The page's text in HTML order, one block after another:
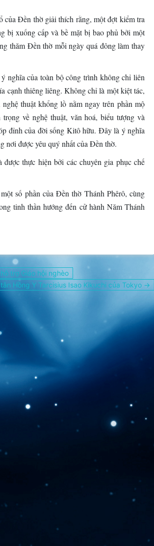
của Đền thờ giải thích rằng, một đợt kiểm tra
bị xuống cấp và bề mặt bị bao phủ bởi một
thăm Đền thờ mỗi ngày quá đông làm thay
nghĩa của toàn bộ công trình không chỉ liên
cạnh thiêng liêng. Không chỉ là một kiệt tác,
thuật khổng lồ nằm ngay trên phần mộ
về nghệ thuật, văn hoá, biểu tượng và
đỉnh của đời sống Kitô hữu. Đây là ý nghĩa
nơi được yêu quý nhất của Đền thờ.
thực hiện bởi các chuyên gia phục chế
số phần của Đền thờ Thánh Phêrô, cùng
tinh thần hướng đến cử hành Năm Thánh
trợ Giáo hội nghèo
Hồng Y Tarcisius Isao Kikuchi của Tokyo →